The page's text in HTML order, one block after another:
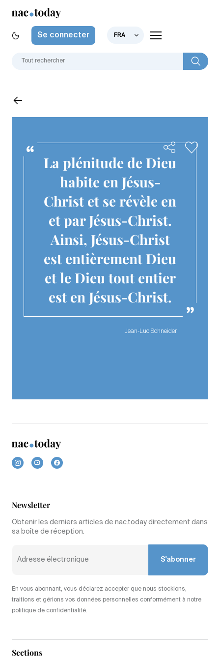
Se connecter FRA
La plénitude de Dieu
habite en Jésus-
Christ et se révèle en
et par Jésus-Christ.
Ainsi, Jésus-Christ
est entièrement Dieu
et le Dieu tout entier
est en Jésus-Christ.
Jean-Luc Schneider
Sections
Newsletter
Obtenir les derniers articles de nac.today directement dans
sa boîte de réception.
S'abonner
En vous abonnant, vous déclarez accepter que nous stockions,
traitions et gérions vos données personnelles conformément à notre
politique de confidentialité.